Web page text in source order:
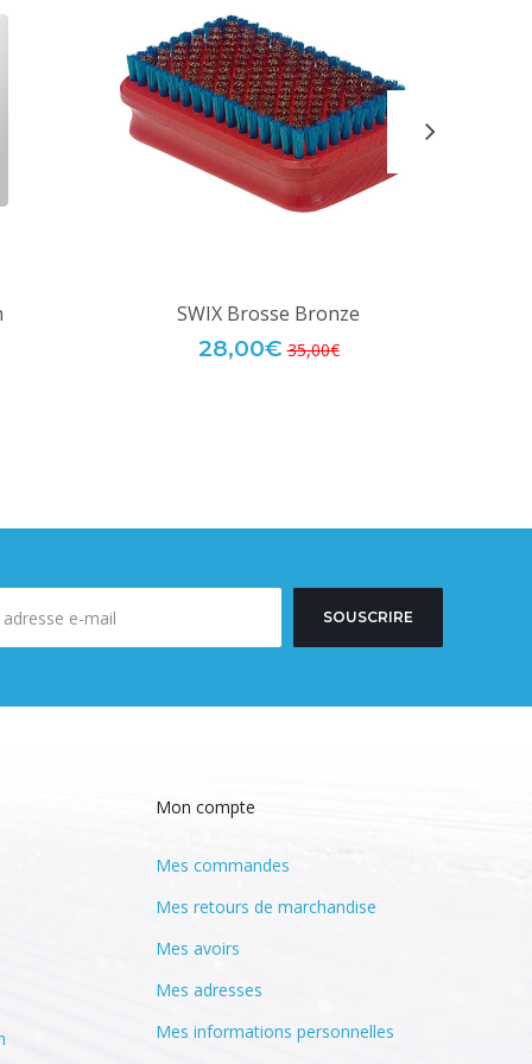
SWIX Brosse Bronze
28,00€ 35,00€
SOUSCRIRE
Mon compte
Mes commandes
Mes retours de marchandise
Mes avoirs
Mes adresses
Mes informations personnelles